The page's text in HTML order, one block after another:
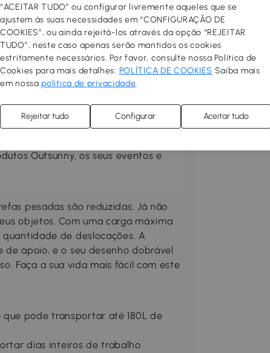
no seu espaço preferido.
prático e acolhedor.
toldos, guarda-sóis, pisos
mobiliário de exterior
um churrasco e desfrute ao
Outsunny, os seus eventos e
pesadas são reduzidas. Já não
objetos. Com uma carga máxima
de deslocações. A
apoio, e o seu desenho dobrável
Faça a sua vida mais fácil com este
pode transportar até 180L de
dias inteiros de trabalho
“ACEITAR TUDO” ou configurar livremente aqueles que se
ajustem às suas necessidades em “CONFIGURAÇÃO DE
COOKIES”, ou ainda rejeitá-los através da opção “REJEITAR
TUDO”, neste caso apenas serão mantidos os cookies
estritamente necessários. Por favor, consulte nossa Política de
Cookies para mais detalhes: POLÍTICA DE COOKIES Saiba mais
em nossapolítica de privacidade.
Rejeitar tudo Configurar Aceitar tudo